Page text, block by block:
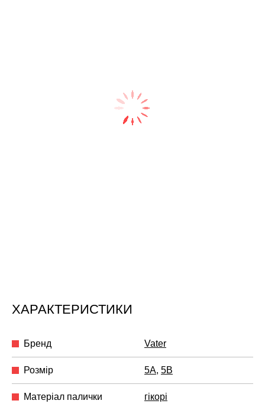
ХАРАКТЕРИСТИКИ
Бренд Vater
Розмір 5A, 5B
Матеріал палички гікорі